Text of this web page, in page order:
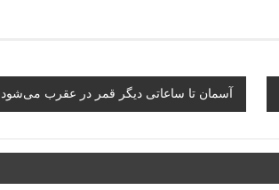
آسمان تا ساعاتی دیگر قمر در عقرب می‌شود